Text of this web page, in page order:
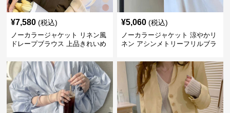
¥7,580 (税込)
ノーカラージャケット リネン風
ドレープブラウス 上品きれいめ
¥5,060 (税込)
ノーカラージャケット 涼やかリ
ネン アシンメトリーフリルブラ